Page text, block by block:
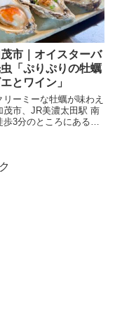
市｜オイスターバ
「ぷりぷりの牡蠣
とワイン」
リーミーな牡蠣が味わえ
茂市、JR美濃太田駅 南
歩3分のところにある
、おひとり様プラン